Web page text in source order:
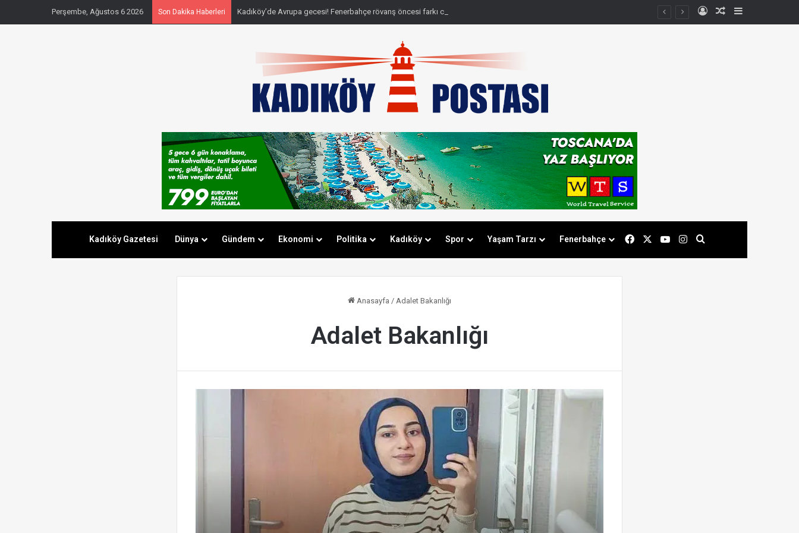
Perşembe, Ağustos 6 2026 Son Dakika Haberleri Kadıköy’de Avrupa gecesi! Fenerbahçe rövanş öncesi farkı cebine koydu Kayıt OlRastgele Makale
Kadıköy Gazetesi Dünya Gündem Ekonomi Politika Kadıköy Spor Yaşam Tarzı Fenerbahçe FacebookYouTubeInstagram
Anasayfa / Adalet Bakanlığı
Adalet Bakanlığı